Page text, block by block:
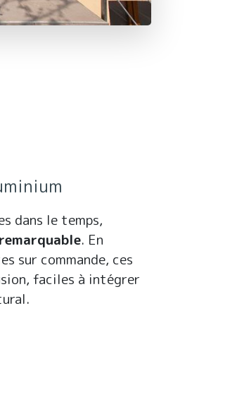
dans le temps,
. En
sur commande, ces
faciles à intégrer